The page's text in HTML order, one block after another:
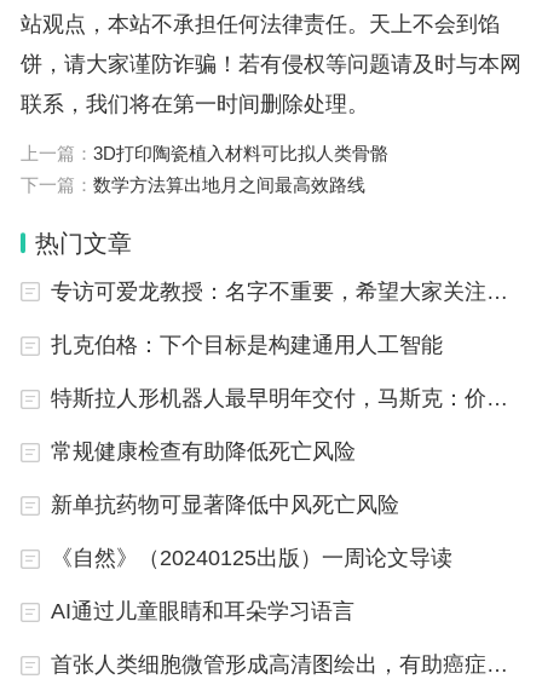
快4倍
在会上，谷歌发布了Gemini 3.5模型家族的首个成员
行动能力”的新一代模型，主打两大关键词：智能体
据介绍，Gemini 3.5 Flash 是其目前最强的智能体和
解等方面均有显著提升。
1万亿Token的头部科技企业，如果其将80%的日常
负载从其他前沿模型迁移至Gemini 3.5 Flash，每年
站观点，本站不承担任何法律责任。天上不会到馅
饼，请大家谨防诈骗！若有侵权等问题请及时与本网
联系，我们将在第一时间删除处理。
上一篇： 3D打印陶瓷植入材料可比拟人类骨骼
下一篇： 数学方法算出地月之间最高效路线
热门文章
专访可爱龙教授：名字不重要，希望大家关注我的学术
扎克伯格：下个目标是构建通用人工智能
特斯拉人形机器人最早明年交付，马斯克：价值潜力远超其他产品总和
常规健康检查有助降低死亡风险
新单抗药物可显著降低中风死亡风险
《自然》（20240125出版）一周论文导读
AI通过儿童眼睛和耳朵学习语言
首张人类细胞微管形成高清图绘出，有助癌症治疗研究